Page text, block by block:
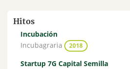
Hitos
Incubación
Incubagraria
2018
Startup 7G Capital Semilla